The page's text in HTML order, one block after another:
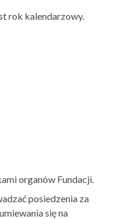
rok kalendarzowy.
organów Fundacji.
posiedzenia za
się na